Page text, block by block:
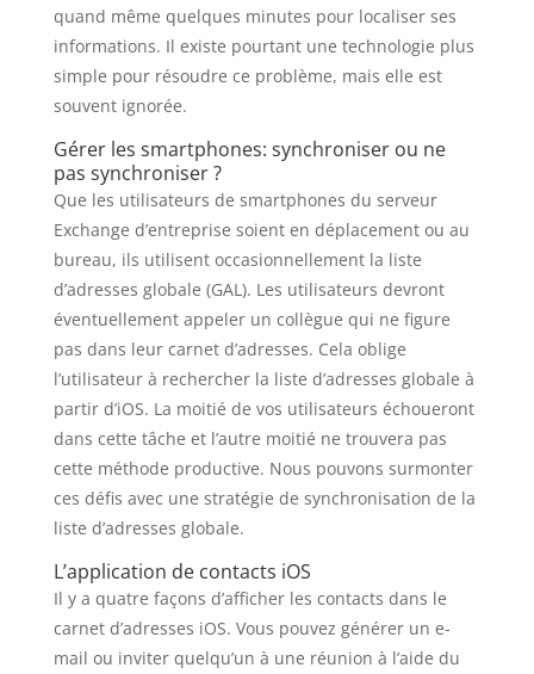
quand même quelques minutes pour localiser ses
informations. Il existe pourtant une technologie plus
simple pour résoudre ce problème, mais elle est
souvent ignorée.
Gérer les smartphones: synchroniser ou ne
pas synchroniser ?
Que les utilisateurs de smartphones du serveur
Exchange d’entreprise soient en déplacement ou au
bureau, ils utilisent occasionnellement la liste
d’adresses globale (GAL). Les utilisateurs devront
éventuellement appeler un collègue qui ne figure
pas dans leur carnet d’adresses. Cela oblige
l’utilisateur à rechercher la liste d’adresses globale à
partir d’iOS. La moitié de vos utilisateurs échoueront
dans cette tâche et l’autre moitié ne trouvera pas
cette méthode productive. Nous pouvons surmonter
ces défis avec une stratégie de synchronisation de la
liste d’adresses globale.
L’application de contacts iOS
Il y a quatre façons d’afficher les contacts dans le
carnet d’adresses iOS. Vous pouvez générer un e-
mail ou inviter quelqu’un à une réunion à l’aide du